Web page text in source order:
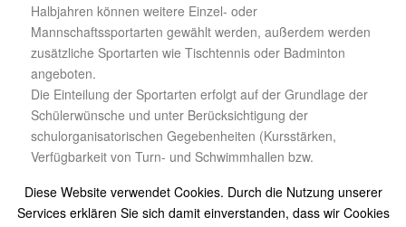
Halbjahren können weitere Einzel- oder
Mannschaftssportarten gewählt werden, außerdem werden
zusätzliche Sportarten wie Tischtennis oder Badminton
angeboten.
Die Einteilung der Sportarten erfolgt auf der Grundlage der
Schülerwünsche und unter Berücksichtigung der
schulorganisatorischen Gegebenheiten (Kursstärken,
Verfügbarkeit von Turn- und Schwimmhallen bzw.
Sportarten, Lehrbefähigung der Sportlehrkräfte).
Diese Website verwendet Cookies. Durch die Nutzung unserer
Services erklären Sie sich damit einverstanden, dass wir Cookies